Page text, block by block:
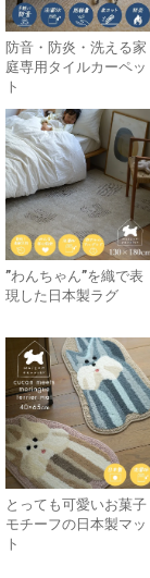
防音・防炎・洗える家
庭専用タイルカーペッ
ト
”わんちゃん”を織で表
現した日本製ラグ
とっても可愛いお菓子
モチーフの日本製マッ
ト